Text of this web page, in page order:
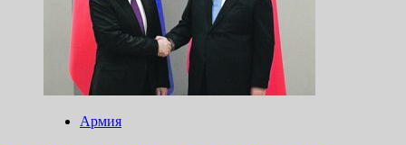
похожий
на
«Lethal
Company
про
постапокалипсис»
Армия